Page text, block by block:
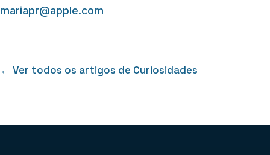
mariapr@apple.com
← Ver todos os artigos de Curiosidades